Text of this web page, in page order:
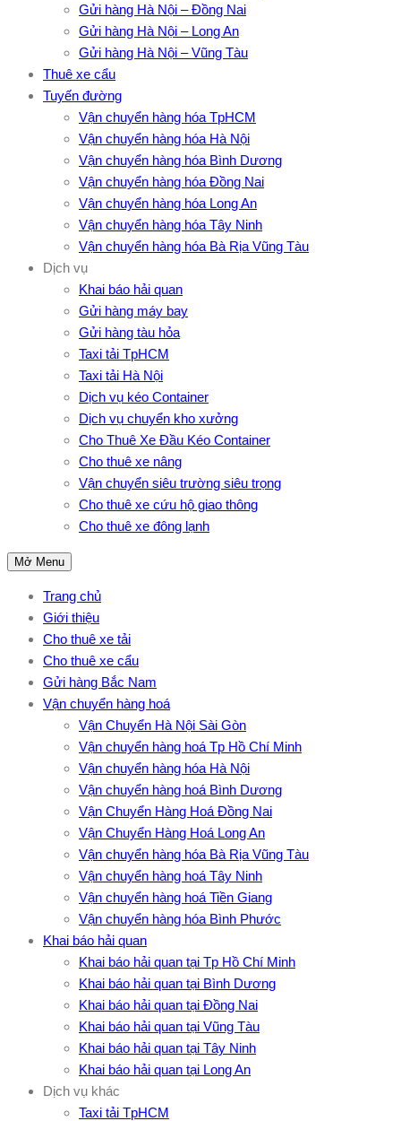
Gửi hàng Hà Nội – Đồng Nai
Gửi hàng Hà Nội – Long An
Gửi hàng Hà Nội – Vũng Tàu
Thuê xe cẩu
Tuyến đường
Vận chuyển hàng hóa TpHCM
Vận chuyển hàng hóa Hà Nội
Vận chuyển hàng hóa Bình Dương
Vận chuyển hàng hóa Đồng Nai
Vận chuyển hàng hóa Long An
Vận chuyển hàng hóa Tây Ninh
Vận chuyển hàng hóa Bà Rịa Vũng Tàu
Dịch vụ
Khai báo hải quan
Gửi hàng máy bay
Gửi hàng tàu hỏa
Taxi tải TpHCM
Taxi tải Hà Nội
Dịch vụ kéo Container
Dịch vụ chuyển kho xưởng
Cho Thuê Xe Đầu Kéo Container
Cho thuê xe nâng
Vận chuyển siêu trường siêu trọng
Cho thuê xe cứu hộ giao thông
Cho thuê xe đông lạnh
Mở Menu
Trang chủ
Giới thiệu
Cho thuê xe tải
Cho thuê xe cẩu
Gửi hàng Bắc Nam
Vận chuyển hàng hoá
Vận Chuyển Hà Nội Sài Gòn
Vận chuyển hàng hoá Tp Hồ Chí Minh
Vận chuyển hàng hóa Hà Nội
Vận chuyển hàng hoá Bình Dương
Vận Chuyển Hàng Hoá Đồng Nai
Vận Chuyển Hàng Hoá Long An
Vận chuyển hàng hóa Bà Rịa Vũng Tàu
Vận chuyển hàng hoá Tây Ninh
Vận chuyển hàng hoá Tiền Giang
Vận chuyển hàng hóa Bình Phước
Khai báo hải quan
Khai báo hải quan tại Tp Hồ Chí Minh
Khai báo hải quan tại Bình Dương
Khai báo hải quan tại Đồng Nai
Khai báo hải quan tại Vũng Tàu
Khai báo hải quan tại Tây Ninh
Khai báo hải quan tại Long An
Dịch vụ khác
Taxi tải TpHCM